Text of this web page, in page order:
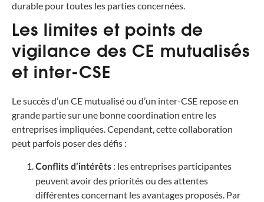
durable pour toutes les parties concernées.
Les limites et points de
vigilance des CE mutualisés
et inter-CSE
Le succès d’un CE mutualisé ou d’un inter-CSE repose en
grande partie sur une bonne coordination entre les
entreprises impliquées. Cependant, cette collaboration
peut parfois poser des défis :
Conflits d’intérêts : les entreprises participantes
peuvent avoir des priorités ou des attentes
différentes concernant les avantages proposés. Par